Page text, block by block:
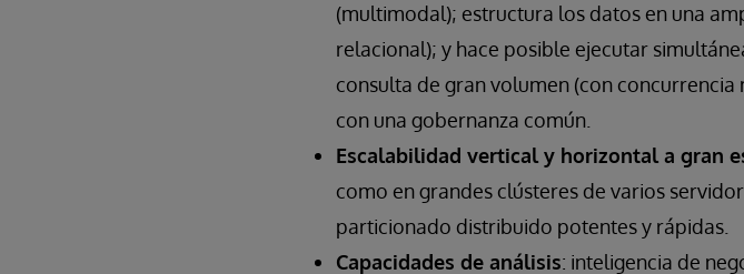
(multimodal); estructura los datos en una
relacional); y hace posible ejecutar
consulta de gran volumen (con
con una gobernanza común.
Escalabilidad vertical y horizontal a gran
como en grandes clústeres de varios
particionado distribuido potentes y rápidas.
Capacidades de análisis: inteligencia de